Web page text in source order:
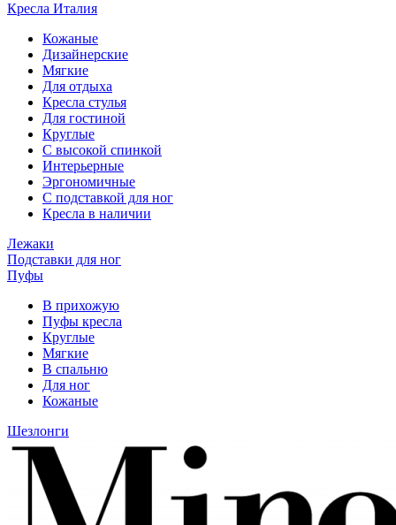
Кресла Италия
Кожаные
Дизайнерские
Мягкие
Для отдыха
Кресла стулья
Для гостиной
Круглые
С высокой спинкой
Интерьерные
Эргономичные
С подставкой для ног
Кресла в наличии
Лежаки
Подставки для ног
Пуфы
В прихожую
Пуфы кресла
Круглые
Мягкие
В спальню
Для ног
Кожаные
Шезлонги